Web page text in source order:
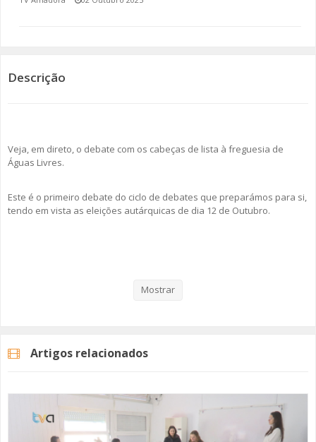
(RE) PENSAMENTOS
HISTÓRIAS DE ABRIL
Descrição
Veja, em direto, o debate com os cabeças de lista à freguesia de
Águas Livres.
Este é o primeiro debate do ciclo de debates que preparámos para si,
tendo em vista as eleições autárquicas de dia 12 de Outubro.
Mostrar
Artigos relacionados